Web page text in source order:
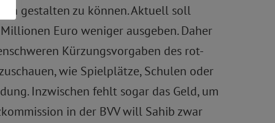
gestalten zu können. Aktuell soll
Euro weniger ausgeben. Daher
Kürzungsvorgaben des rot-
wie Spielplätze, Schulen oder
Inzwischen fehlt sogar das Geld, um
in der BVV will Sahib zwar